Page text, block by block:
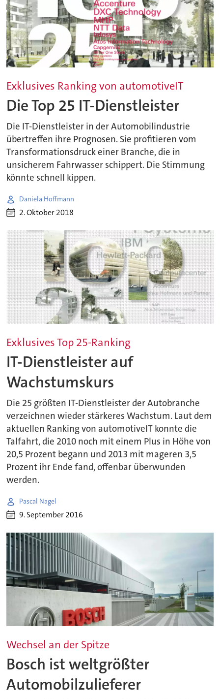
Exklusives Ranking von automotiveIT
Die Top 25 IT-Dienstleister
Die IT-Dienstleister in der Automobilindustrie
übertreffen ihre Prognosen. Sie profitieren vom
Transformationsdruck einer Branche, die in
unsicherem Fahrwasser schippert. Die Stimmung
könnte schnell kippen.
Daniela Hoffmann
2. Oktober 2018
Exklusives Top 25-Ranking
IT-Dienstleister auf
Wachstumskurs
Die 25 größten IT-Dienstleister der Autobranche
verzeichnen wieder stärkeres Wachstum. Laut dem
aktuellen Ranking von automotiveIT konnte die
Talfahrt, die 2010 noch mit einem Plus in Höhe von
20,5 Prozent begann und 2013 mit mageren 3,5
Prozent ihr Ende fand, offenbar überwunden
werden.
Pascal Nagel
9. September 2016
Wechsel an der Spitze
Bosch ist weltgrößter
Automobilzulieferer